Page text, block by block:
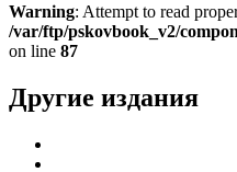
Warning: Attempt to read
/var/ftp/pskovbook_v2/
on line 87
Другие издания